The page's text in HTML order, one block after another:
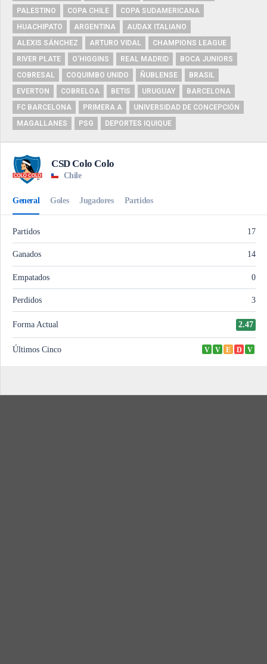
PALESTINO
COPA CHILE
COPA SUDAMERICANA
HUACHIPATO
ARGENTINA
AUDAX ITALIANO
ALEXIS SÁNCHEZ
ARTURO VIDAL
CHAMPIONS LEAGUE
RIVER PLATE
O'HIGGINS REAL MADRID
BOCA JUNIORS
COBRESAL
COQUIMBO UNIDO ÑUBLENSE
BRASIL
EVERTON
COBRELOA BETIS URUGUAY
BARCELONA
FC BARCELONA
PRIMERA A
UNIVERSIDAD DE CONCEPCIÓN
MAGALLANES
PSG DEPORTES IQUIQUE